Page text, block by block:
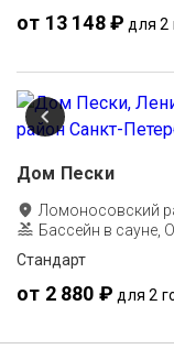
от 13 148 ₽ для 2
Дом Пески
Ломоносовский
Бассейн в сауне,
Стандарт
от 2 880 ₽ для 2